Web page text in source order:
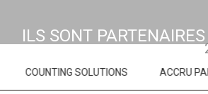
ILS SONT PARTENAIRES
SOLUTIONS ACCRU